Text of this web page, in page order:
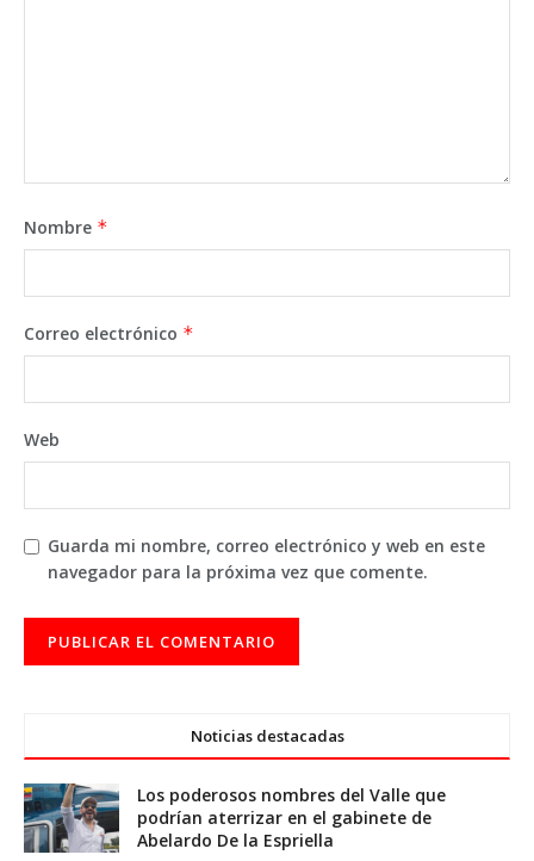
Nombre *
Correo electrónico *
Web
Guarda mi nombre, correo electrónico y web en este
navegador para la próxima vez que comente.
Noticias destacadas
Los poderosos nombres del Valle que
podrían aterrizar en el gabinete de
Abelardo De la Espriella